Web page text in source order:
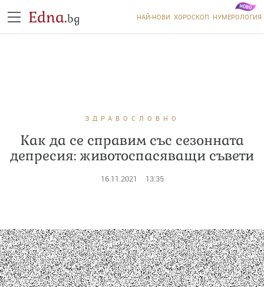
Edna.bg НАЙ-НОВИ ХОРОСКОП НУМЕРОЛОГИЯ
ЗДРАВОСЛОВНО
Как да се справим със сезонната
депресия: животоспасяващи съвети
16.11.2021 13:35